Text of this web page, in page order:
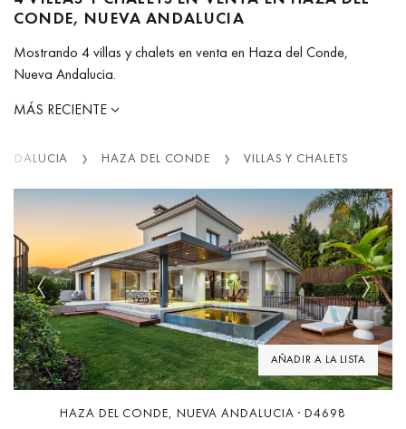
CONDE, NUEVA ANDALUCIA
Mostrando 4 villas y chalets en venta en Haza del Conde,
Nueva Andalucia.
MÁS RECIENTE
HAZA DEL CONDE VILLAS Y CHALETS
AÑADIR A LA LISTA
Previous Next
HAZA DEL CONDE, NUEVA ANDALUCIA · D4698